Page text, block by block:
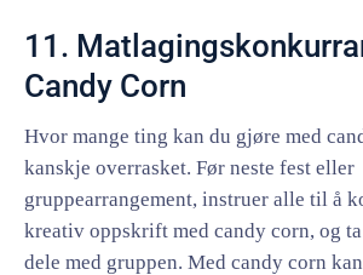
11.
Candy Corn
Hvor mange ting kan du gjøre med
kanskje overrasket. Før neste fest eller
gruppearrangement, instruer alle til å
kreativ oppskrift med candy corn, og
dele med gruppen. Med candy corn